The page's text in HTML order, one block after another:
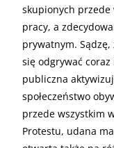
skupionych przede
pracy, a
prywatnym.
się odgrywać
publiczna
społeczeństwo
przede wszystkim
Protestu, udana